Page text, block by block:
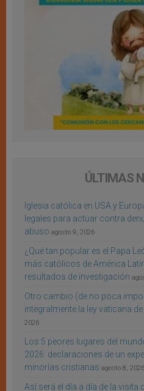
ÚLTIMAS
Iglesia católica en USA y
legales para actuar contra
abuso agosto 9, 2026
¿Qué tan popular es el Papa
más católicos de América
resultados de investigación
Otro cambio (de no poca
integralmente la ley vaticana
2026
Los 5 peores lugares del
2026: declaraciones de un
minorías cristianas agosto 8, 2026
Así será el día a día de la visita